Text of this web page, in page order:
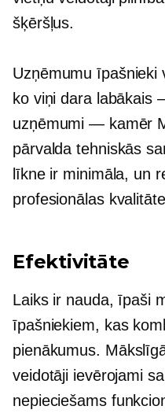
šķēršļus.
Uzņēmumu īpašnieki
ko viņi dara labākais
uzņēmumi — kamēr
pārvalda tehniskās
līkne ir minimāla, un
profesionālas
Efektivitāte
Laiks ir nauda, īpaši
īpašniekiem, kas
pienākumus.
veidotāji ievērojami
nepieciešams